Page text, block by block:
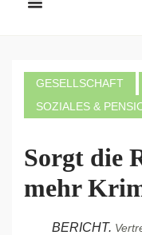
GESELLSCHAFT
SOZIALES &
Sorgt die
mehr
BERICHT.